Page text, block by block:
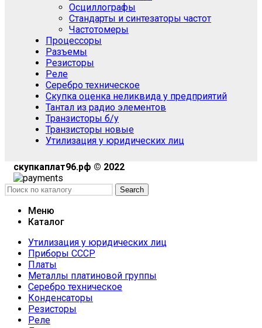
Осциллографы
Стандарты и синтезаторы частот
Частотомеры
Процессоры
Разъемы
Резисторы
Реле
Серебро техническое
Скупка оценка неликвида у предприятий
Тантал из радио элементов
Транзисторы б/у
Транзисторы новые
Утилизация у юридических лиц
скупкаплат96.рф © 2022
Search
Меню
Каталог
Утилизация у юридических лиц
Приборы СССР
Платы
Металлы платиновой группы
Серебро техническое
Конденсаторы
Резисторы
Реле